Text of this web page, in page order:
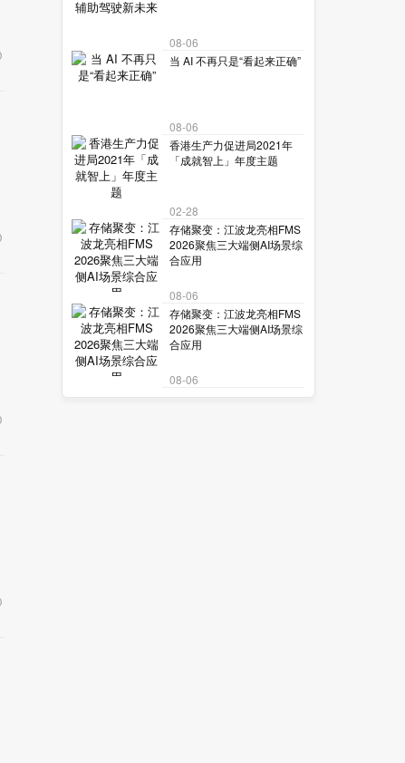
08-06
当 AI 不再只是“看起来正确”
08-06
香港生产力促进局2021年
「成就智上」年度主题
02-28
存储聚变：江波龙亮相FMS
2026聚焦三大端侧AI场景综
合应用
08-06
存储聚变：江波龙亮相FMS
2026聚焦三大端侧AI场景综
合应用
08-06